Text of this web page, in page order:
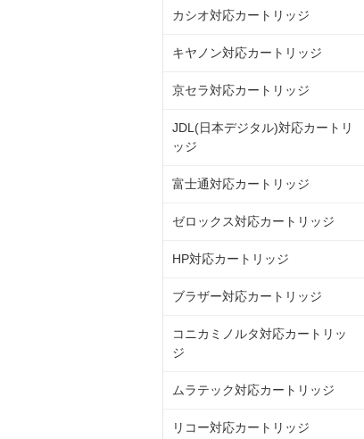
カシオ対応カートリッジ
キヤノン対応カートリッジ
京セラ対応カートリッジ
JDL(日本デジタル)対応カートリ
ッジ
富士通対応カートリッジ
ゼロックス対応カートリッジ
HP対応カートリッジ
ブラザー対応カートリッジ
コニカミノルタ対応カートリッ
ジ
ムラテック対応カートリッジ
リコー対応カートリッジ